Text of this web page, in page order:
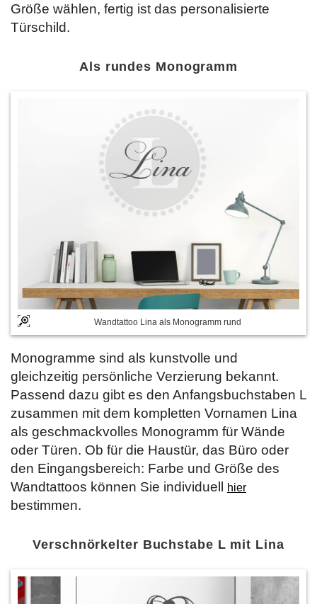
Größe wählen, fertig ist das personalisierte
Türschild.
Als rundes Monogramm
Wandtattoo Lina als Monogramm rund
Monogramme sind als kunstvolle und
gleichzeitig persönliche Verzierung bekannt.
Passend dazu gibt es den Anfangsbuchstaben L
zusammen mit dem kompletten Vornamen Lina
als geschmackvolles Monogramm für Wände
oder Türen. Ob für die Haustür, das Büro oder
den Eingangsbereich: Farbe und Größe des
Wandtattoos können Sie individuell
hier
bestimmen.
Verschnörkelter Buchstabe L mit Lina